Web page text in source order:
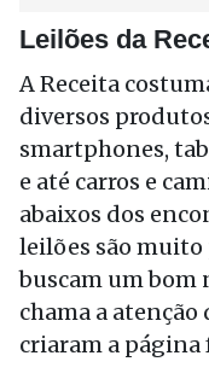
Leilões da
A Receita
diversos
smartphones,
e até carros e
abaixos dos
leilões são muito
buscam um bom
chama a atenção
criaram a página